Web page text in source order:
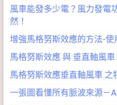
風車能發多少電？風力發電
然！
增強馬格努斯效應的方法-使
馬格努斯效應 與 垂直軸風車
馬格努斯效應垂直軸風車 之
一張圖看懂所有脈波來源－